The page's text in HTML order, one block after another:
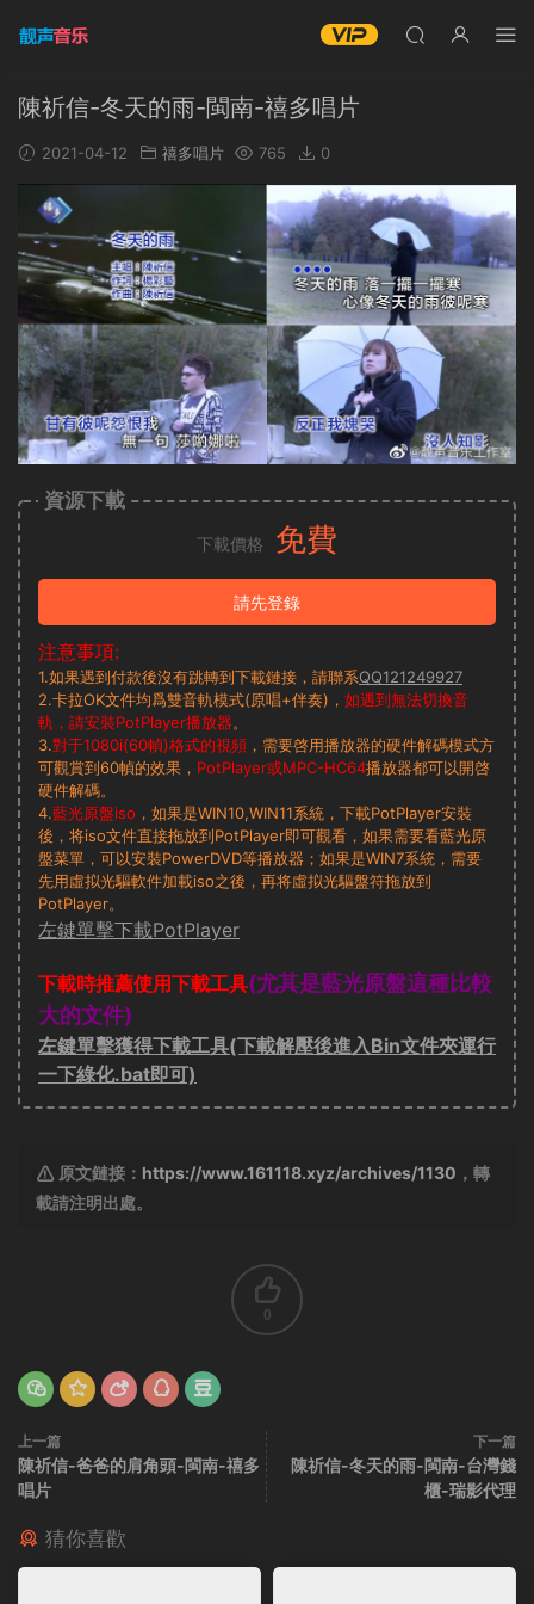
陳祈信-冬天的雨-閩南-禧多唱片
2021-04-12 禧多唱片 765 0
資源下載
下載價格 免費
請先登錄
注意事項:
1.如果遇到付款後沒有跳轉到下載鏈接，請聯系QQ121249927
2.卡拉OK文件均爲雙音軌模式(原唱+伴奏)， 如遇到無法切換音
軌，請安裝PotPlayer播放器。
3.對于1080i(60幀)格式的視頻 ，需要啓用播放器的硬件解碼模式方
可觀賞到60幀的效果， PotPlayer或MPC-HC64播放器都可以開啓
硬件解碼。
4.藍光原盤iso ，如果是WIN10,WIN11系統，下載PotPlayer安裝
後，将iso文件直接拖放到PotPlayer即可觀看，如果需要看藍光原
盤菜單，可以安裝PowerDVD等播放器；如果是WIN7系統，需要
先用虛拟光驅軟件加載iso之後，再将虛拟光驅盤符拖放到
PotPlayer。
左鍵單擊下載PotPlayer
下載時推薦使用下載工具(尤其是藍光原盤這種比較
大的文件)
左鍵單擊獲得下載工具(下載解壓後進入Bin文件夾運行
一下綠化.bat即可)
原文鏈接： https://www.161118.xyz/archives/1130 ，轉
載請注明出處。
0
上一篇
陳祈信-爸爸的肩角頭-閩南-禧多
唱片
下一篇
陳祈信-冬天的雨-閩南-台灣錢
櫃-瑞影代理
猜你喜歡